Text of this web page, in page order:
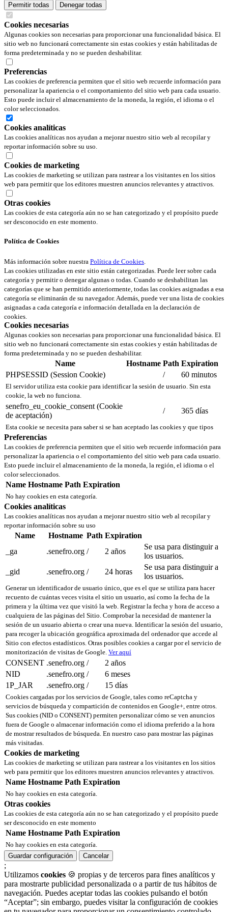
Permitir todas
Denegar todas
Cookies necesarias
Algunas cookies son necesarias para proporcionar una funcionalidad básica. El
sitio web no funcionará correctamente sin estas cookies y están habilitadas de
forma predeterminada y no se pueden deshabilitar.
Preferencias
Las cookies de preferencia permiten que el sitio web recuerde información para
personalizar la apariencia o el comportamiento del sitio web para cada usuario.
Esto puede incluir el almacenamiento de la moneda, la región, el idioma o el
color seleccionados.
Cookies analíticas
Las cookies analíticas nos ayudan a mejorar nuestro sitio web al recopilar y
reportar información sobre su uso.
Cookies de marketing
Las cookies de marketing se utilizan para rastrear a los visitantes en los sitios
web para permitir que los editores muestren anuncios relevantes y atractivos.
Otras cookies
Las cookies de esta categoría aún no se han categorizado y el propósito puede
ser desconocido en este momento.
Política de Cookies
Más información sobre nuestra Política de Cookies.
Las cookies utilizadas en este sitio están categorizadas. Puede leer sobre cada
categoría y permitir o denegar algunas o todas. Cuando se deshabilitan las
categorías que se han permitido anteriormente, todas las cookies asignadas a esa
categoría se eliminarán de su navegador. Además, puede ver una lista de cookies
asignadas a cada categoría e información detallada en la declaración de
cookies.
Cookies necesarias
Algunas cookies son necesarias para proporcionar una funcionalidad básica. El
sitio web no funcionará correctamente sin estas cookies y están habilitadas de
forma predeterminada y no se pueden deshabilitar.
Name Hostname Path Expiration
PHPSESSID (Session Cookie)
/ 60 minutos
El servidor utiliza esta cookie para identificar la sesión de usuario. Sin esta
cookie, la web no funciona.
senefro_eu_cookie_consent (Cookie
de aceptación)
/ 365 días
Esta cookie se necesita para saber si se han aceptado las cookies y que tipos
Preferencias
Las cookies de preferencia permiten que el sitio web recuerde información para
personalizar la apariencia o el comportamiento del sitio web para cada usuario.
Esto puede incluir el almacenamiento de la moneda, la región, el idioma o el
color seleccionados.
Name Hostname Path Expiration
No hay cookies en esta categoría.
Cookies analíticas
Las cookies analíticas nos ayudan a mejorar nuestro sitio web al recopilar y
reportar información sobre su uso
Name Hostname Path Expiration
_ga
.senefro.org / 2 años
Se usa para distinguir a
los usuarios.
_gid
.senefro.org / 24 horas
Se usa para distinguir a
los usuarios.
Generar un identificador de usuario único, que es el que se utiliza para hacer
recuento de cuántas veces visita el sitio un usuario, así como la fecha de la
primera y la última vez que visitó la web. Registrar la fecha y hora de acceso a
cualquiera de las páginas del Sitio. Comprobar la necesidad de mantener la
sesión de un usuario abierta o crear una nueva. Identificar la sesión del usuario,
para recoger la ubicación geográfica aproximada del ordenador que accede al
Sitio con efectos estadísticos. Otras posibles cookies a cargar por el servicio de
monitorización de visitas de Google. Ver aquí
CONSENT .senefro.org /
2 años
NID
.senefro.org /
6 meses
1P_JAR
.senefro.org / 15 días
Cookies cargadas por los servicios de Google, tales como reCaptcha y
servicios de búsqueda y compartición de contenidos en Google+, entre otros.
Sus cookies (NID o CONSENT) permiten personalizar cómo se ven anuncios
fuera de Google o almacenar información como el idioma preferido a la hora
de mostrar resultados de búsqueda. En nuestro caso para mostrar las páginas
más visitadas.
Cookies de marketing
Las cookies de marketing se utilizan para rastrear a los visitantes en los sitios
web para permitir que los editores muestren anuncios relevantes y atractivos.
Name Hostname Path Expiration
No hay cookies en esta categoría.
Otras cookies
Las cookies de esta categoría aún no se han categorizado y el propósito puede
ser desconocido en este momento
Name Hostname Path Expiration
No hay cookies en esta categoría.
Guardar configuración
Cancelar
;
Utilizamos cookies 🍪 propias y de terceros para fines analíticos y
para mostrarte publicidad personalizada o a partir de tus hábitos de
navegación. Puedes aceptar todas las cookies pulsando el botón
“Aceptar”; sin embargo, puedes visitar la configuración de cookies